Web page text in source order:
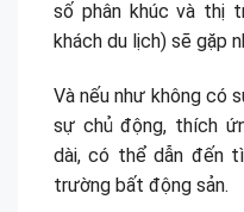
số phân khúc và thị
khách du lịch) sẽ gặp
Và nếu như không có
sự chủ động, thích
dài, có thể dẫn đến
trường bất động sản.